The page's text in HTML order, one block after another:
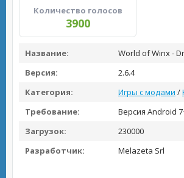
Количество голосов
3900
Название:
World of Winx -
Версия:
2.6.4
Категория:
Игры с модами /
Требование:
Версия Android
Загрузок:
230000
Разработчик:
Melazeta Srl